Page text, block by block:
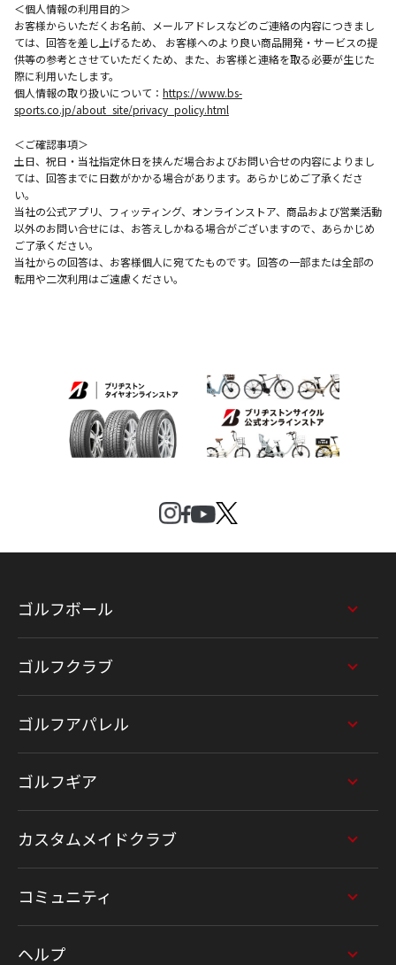
＜個人情報の利用目的＞
お客様からいただくお名前、メールアドレスなどのご連絡の内容につきまし
ては、回答を差し上げるため、 お客様へのより良い商品開発・サービスの提
供等の参考とさせていただくため、また、お客様と連絡を取る必要が生じた
際に利用いたします。
個人情報の取り扱いについて： https://www.bs-
sports.co.jp/about_site/privacy_policy.html
＜ご確認事項＞
土日、祝日・当社指定休日を挟んだ場合およびお問い合せの内容によりまし
ては、回答までに日数がかかる場合があります。あらかじめご了承くださ
い。
当社の公式アプリ、フィッティング、オンラインストア、商品および営業活動
以外のお問い合せには、お答えしかねる場合がございますので、あらかじめ
ご了承ください。
当社からの回答は、お客様個人に宛てたものです。回答の一部または全部の
転用や二次利用はご遠慮ください。
ゴルフボール
ゴルフクラブ
ゴルフアパレル
ゴルフギア
カスタムメイドクラブ
コミュニティ
ヘルプ